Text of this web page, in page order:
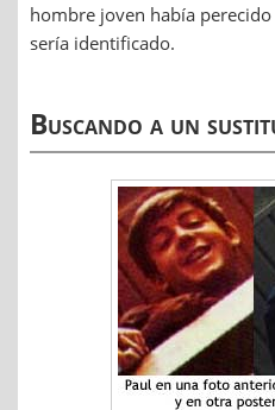
hombre joven había
sería identificado.
Buscando a un